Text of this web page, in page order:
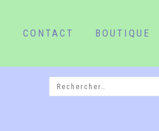
CONTACT BOUTIQUE